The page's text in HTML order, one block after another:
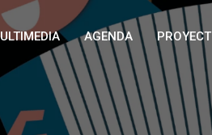
AGENDA